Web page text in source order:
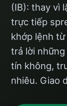
(IB): thay vì
trực tiếp
khớp lệnh
trả lời
tín không,
nhiêu. Giao